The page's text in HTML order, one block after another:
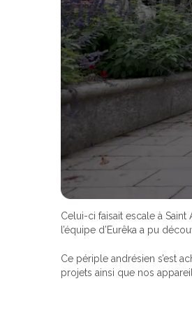
Celui-ci faisait escale à
l’équipe d’Eurêka a pu
Ce périple andrésien s’est
projets ainsi que nos